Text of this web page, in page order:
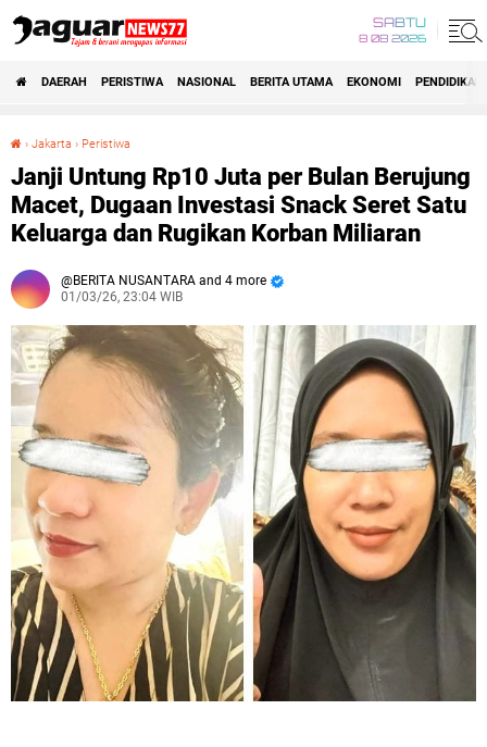
SABTU
8 08 2026
DAERAH PERISTIWA NASIONAL BERITA UTAMA EKONOMI PENDIDIKAN
› Jakarta › Peristiwa
‎Janji Untung Rp10 Juta per Bulan Berujung
Macet, Dugaan Investasi Snack Seret Satu
Keluarga dan Rugikan Korban Miliaran
BERITA NUSANTARA and 4 more
01/03/26, 23:04 WIB